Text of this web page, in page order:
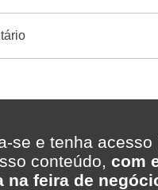
se e tenha acesso
conteúdo, com
na feira de